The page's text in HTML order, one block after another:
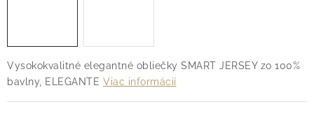
Vysokokvalitné elegantné obliečky SMART JERSEY zo 100%
bavlny, ELEGANTE Viac informácií